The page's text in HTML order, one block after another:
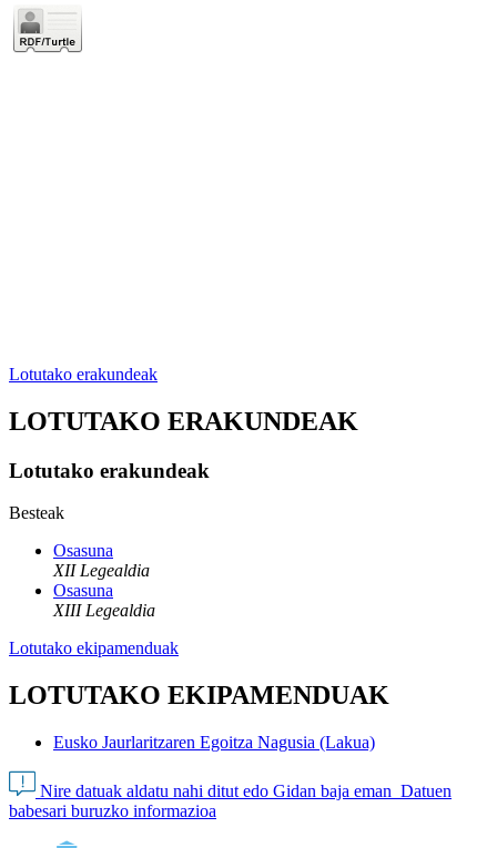
Lotutako erakundeak
LOTUTAKO ERAKUNDEAK
Lotutako erakundeak
Besteak
Osasuna
XII Legealdia
Osasuna
XIII Legealdia
Lotutako ekipamenduak
LOTUTAKO EKIPAMENDUAK
Eusko Jaurlaritzaren Egoitza Nagusia (Lakua)
Nire datuak aldatu nahi ditut edo Gidan baja eman Datuen
babesari buruzko informazioa